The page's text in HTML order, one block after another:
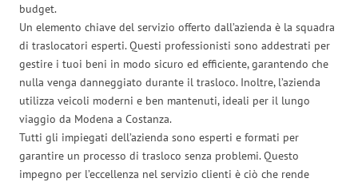
budget.
Un elemento chiave del servizio offerto dall’azienda è la squadra
di traslocatori esperti. Questi professionisti sono addestrati per
gestire i tuoi beni in modo sicuro ed efficiente, garantendo che
nulla venga danneggiato durante il trasloco. Inoltre, l’azienda
utilizza veicoli moderni e ben mantenuti, ideali per il lungo
viaggio da Modena a Costanza.
Tutti gli impiegati dell’azienda sono esperti e formati per
garantire un processo di trasloco senza problemi. Questo
impegno per l’eccellenza nel servizio clienti è ciò che rende